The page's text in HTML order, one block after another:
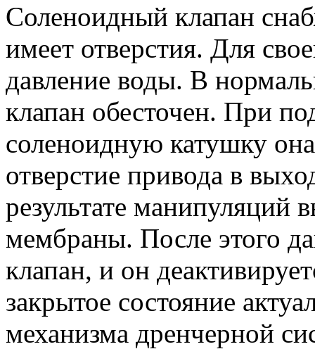
Соленоидный клапан
имеет отверстия. Для
давление воды. В
клапан обесточен. При
соленоидную катушку
отверстие привода в
результате манипуляций
мембраны. После этого
клапан, и он
закрытое состояние
механизма дренчерной